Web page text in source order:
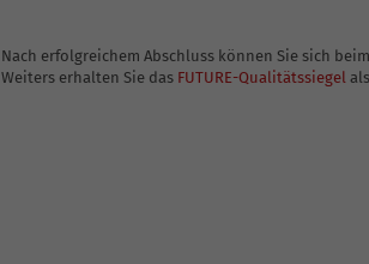
Nach erfolgreichem Abschluss können Sie sich beim
Weiters erhalten Sie das FUTURE-Qualitätssiegel